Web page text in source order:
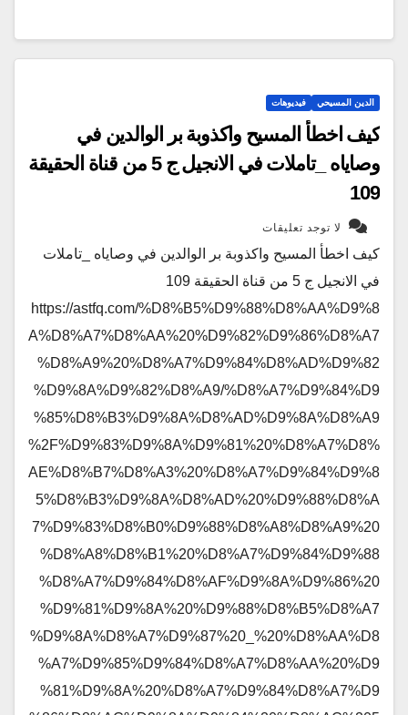
الدين المسيحي فيديوهات
كيف اخطأ المسيح واكذوبة بر الوالدين في
وصاياه _تاملات في الانجيل ج 5 من قناة الحقيقة
109
لا توجد تعليقات
كيف اخطأ المسيح واكذوبة بر الوالدين في وصاياه _تاملات
في الانجيل ج 5 من قناة الحقيقة 109
https://astfq.com/%D8%B5%D9%88%D8%AA%D9%8
A%D8%A7%D8%AA%20%D9%82%D9%86%D8%A7
%D8%A9%20%D8%A7%D9%84%D8%AD%D9%82
%D9%8A%D9%82%D8%A9/%D8%A7%D9%84%D9
%85%D8%B3%D9%8A%D8%AD%D9%8A%D8%A9
%2F%D9%83%D9%8A%D9%81%20%D8%A7%D8%
AE%D8%B7%D8%A3%20%D8%A7%D9%84%D9%8
5%D8%B3%D9%8A%D8%AD%20%D9%88%D8%A
7%D9%83%D8%B0%D9%88%D8%A8%D8%A9%20
%D8%A8%D8%B1%20%D8%A7%D9%84%D9%88
%D8%A7%D9%84%D8%AF%D9%8A%D9%86%20
%D9%81%D9%8A%20%D9%88%D8%B5%D8%A7
%D9%8A%D8%A7%D9%87%20_%20%D8%AA%D8
%A7%D9%85%D9%84%D8%A7%D8%AA%20%D9
%81%D9%8A%20%D8%A7%D9%84%D8%A7%D9